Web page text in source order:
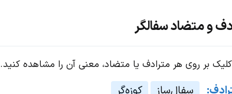
و متضاد سفالگر
کلیک بر روی هر مترادف یا متضاد، معنی آن را مشاهده کنید.